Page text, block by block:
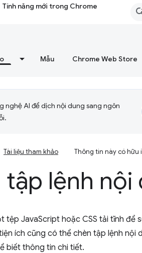
Tính năng mới trong Chrome
Mẫu Chrome Web Store
nghệ AI để dịch nội dung sang ngôn
Tài liệu tham khảo Thông tin này có hữu
tập lệnh nội
tệp JavaScript hoặc CSS tải tĩnh để
ích cũng có thể chèn tập lệnh nội
biết thông tin chi tiết.